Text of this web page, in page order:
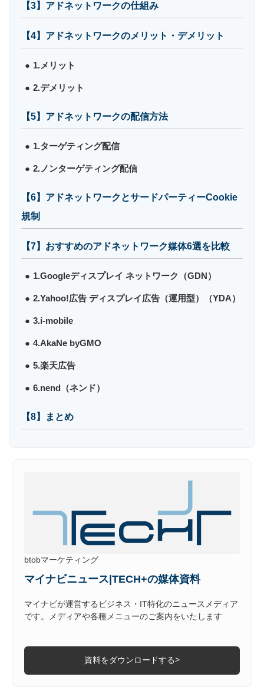
【3】アドネットワークの仕組み
【4】アドネットワークのメリット・デメリット
1.メリット
2.デメリット
【5】アドネットワークの配信方法
1.ターゲティング配信
2.ノンターゲティング配信
【6】アドネットワークとサードパーティーCookie
規制
【7】おすすめのアドネットワーク媒体6選を比較
1.Googleディスプレイ ネットワーク（GDN）
2.Yahoo!広告 ディスプレイ広告（運用型）（YDA）
3.i-mobile
4.AkaNe byGMO
5.楽天広告
6.nend（ネンド）
【8】まとめ
btobマーケティング
マイナビニュース|TECH+の媒体資料
マイナビが運営するビジネス・IT特化のニュースメディア
です。メディアや各種メニューのご案内をいたします
資料をダウンロードする>